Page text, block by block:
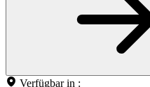
Verfügbar in :